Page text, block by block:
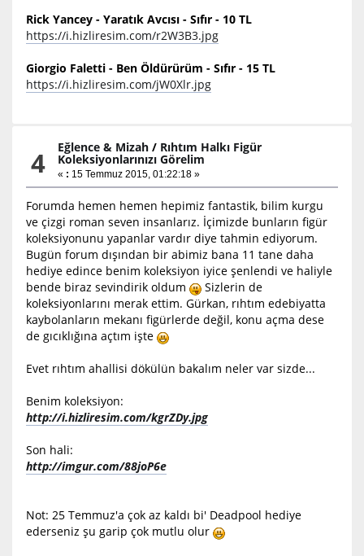
Rick Yancey - Yaratık Avcısı - Sıfır - 10 TL
https://i.hizliresim.com/r2W3B3.jpg
Giorgio Faletti - Ben Öldürürüm - Sıfır - 15 TL
https://i.hizliresim.com/jW0Xlr.jpg
4 Eğlence & Mizah / Rıhtım Halkı Figür
Koleksiyonlarınızı Görelim
« : 15 Temmuz 2015, 01:22:18 »
Forumda hemen hemen hepimiz fantastik, bilim kurgu
ve çizgi roman seven insanlarız. İçimizde bunların figür
koleksiyonunu yapanlar vardır diye tahmin ediyorum.
Bugün forum dışından bir abimiz bana 11 tane daha
hediye edince benim koleksiyon iyice şenlendi ve haliyle
bende biraz sevindirik oldum
Sizlerin de
koleksiyonlarını merak ettim. Gürkan, rıhtım edebiyatta
kaybolanların mekanı figürlerde değil, konu açma dese
de gıcıklığına açtım işte
Evet rıhtım ahallisi dökülün bakalım neler var sizde...
Benim koleksiyon:
http://i.hizliresim.com/kgrZDy.jpg
Son hali:
http://imgur.com/88joP6e
Not: 25 Temmuz'a çok az kaldı bi' Deadpool hediye
ederseniz şu garip çok mutlu olur